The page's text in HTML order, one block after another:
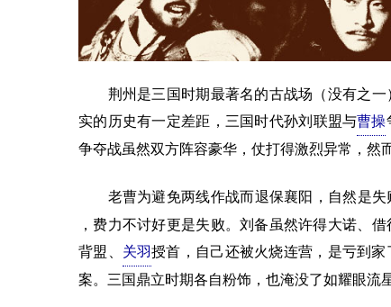
荆州是三国时期最著名的古战场（没有之一
实的历史有一定差距，三国时代孙刘联盟与曹操
争夺战虽然双方阵容豪华，仗打得激烈异常，然
老曹为避免两线作战而退保襄阳，自然是失
，费力不讨好更是失败。刘备虽然许得大诺、
背盟、 关羽授首，自己还被火烧连营，是亏到
案。三国鼎立时期各自粉饰，也淹没了如耀眼流